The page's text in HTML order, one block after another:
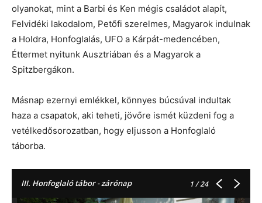
olyanokat, mint a Barbi és Ken mégis családot alapít,
Felvidéki lakodalom, Petőfi szerelmes, Magyarok indulnak
a Holdra, Honfoglalás, UFO a Kárpát-medencében,
Éttermet nyitunk Ausztriában és a Magyarok a
Spitzbergákon.
Másnap ezernyi emlékkel, könnyes búcsúval indultak
haza a csapatok, aki teheti, jövőre ismét küzdeni fog a
vetélkedősorozatban, hogy eljusson a Honfoglaló
táborba.
III. Honfoglaló tábor - zárónap 1/ 24